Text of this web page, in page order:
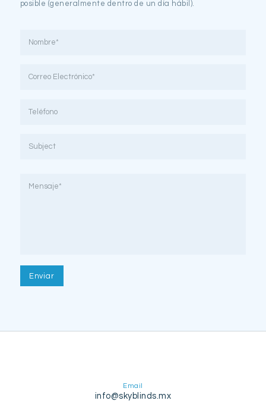
posible (generalmente dentro de un día hábil).
Email
info@skyblinds.mx